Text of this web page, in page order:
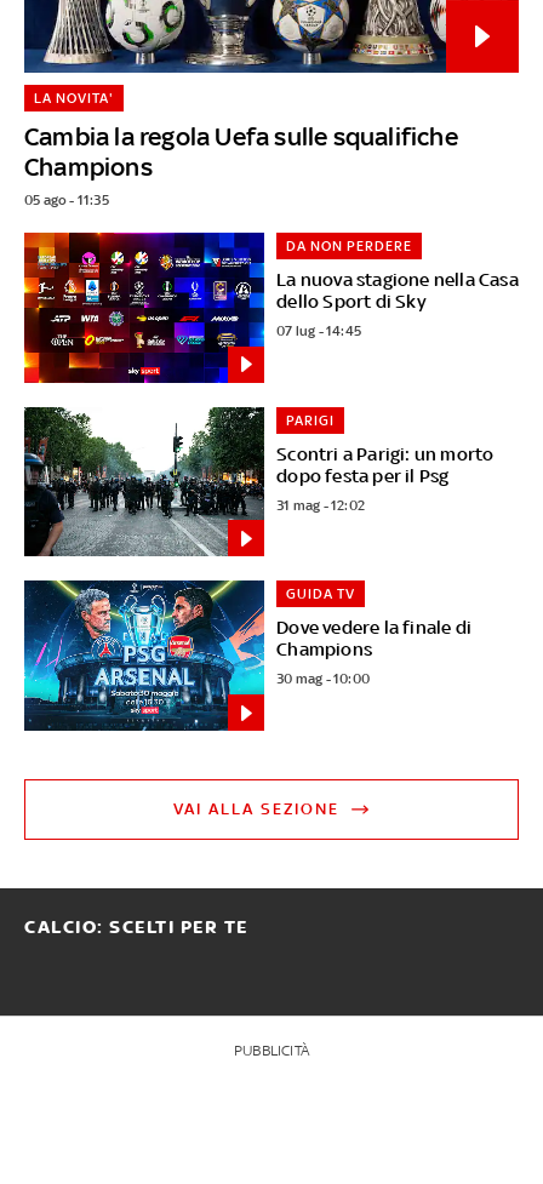
Cambia la regola Uefa sulle squalifiche
Champions
LA NOVITA'
05 ago - 11:35
La nuova stagione nella Casa
dello Sport di Sky
DA NON PERDERE
07 lug - 14:45
Scontri a Parigi: un morto
dopo festa per il Psg
PARIGI
31 mag - 12:02
Dove vedere la finale di
Champions
GUIDA TV
30 mag - 10:00
VAI ALLA SEZIONE
CALCIO: SCELTI PER TE
PUBBLICITÀ